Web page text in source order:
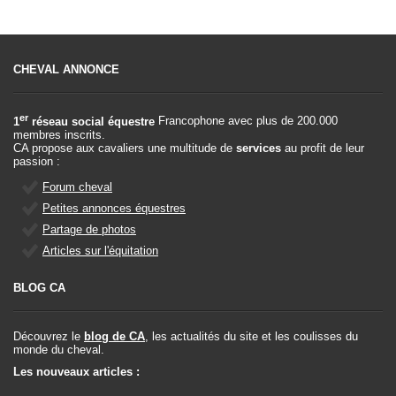
CHEVAL ANNONCE
1er réseau social équestre Francophone avec plus de 200.000
membres inscrits.
CA propose aux cavaliers une multitude de services au profit de leur
passion :
Forum cheval
Petites annonces équestres
Partage de photos
Articles sur l'équitation
BLOG CA
Découvrez le blog de CA , les actualités du site et les coulisses du
monde du cheval.
Les nouveaux articles :